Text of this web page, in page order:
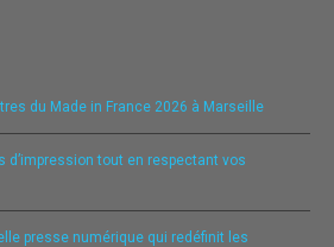
du Made in France 2026 à Marseille
d’impression tout en respectant vos
presse numérique qui redéfinit les